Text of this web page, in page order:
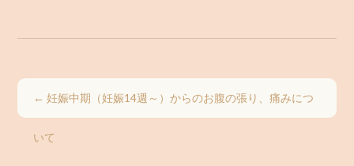
← 妊娠中期（妊娠14週～）からのお腹の張り、痛みにつ
いて